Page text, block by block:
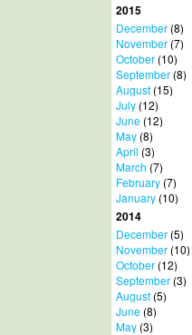
2015
December(8)
November(7)
October(10)
September(8)
August(15)
July(12)
June(12)
May(8)
April (3)
March (7)
February(7)
January(10)
2014
December(5)
November(10)
October(12)
September(3)
August(5)
June(8)
May(3)